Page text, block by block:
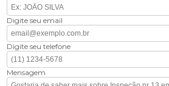
Digite seu email
Digite seu telefone
Mensagem